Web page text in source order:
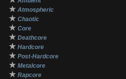
★ Atmospheric
★ Chaotic
★ Core
★ Deathcore
★ Hardcore
★ Post-Hardcore
★ Metalcore
★ Rapcore